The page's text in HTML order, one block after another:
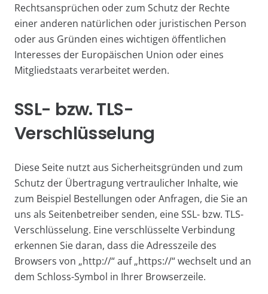
Rechtsansprüchen oder zum Schutz der Rechte
einer anderen natürlichen oder juristischen Person
oder aus Gründen eines wichtigen öffentlichen
Interesses der Europäischen Union oder eines
Mitgliedstaats verarbeitet werden.
SSL- bzw. TLS-
Verschlüsselung
Diese Seite nutzt aus Sicherheitsgründen und zum
Schutz der Übertragung vertraulicher Inhalte, wie
zum Beispiel Bestellungen oder Anfragen, die Sie an
uns als Seitenbetreiber senden, eine SSL- bzw. TLS-
Verschlüsselung. Eine verschlüsselte Verbindung
erkennen Sie daran, dass die Adresszeile des
Browsers von „http://“ auf „https://“ wechselt und an
dem Schloss-Symbol in Ihrer Browserzeile.